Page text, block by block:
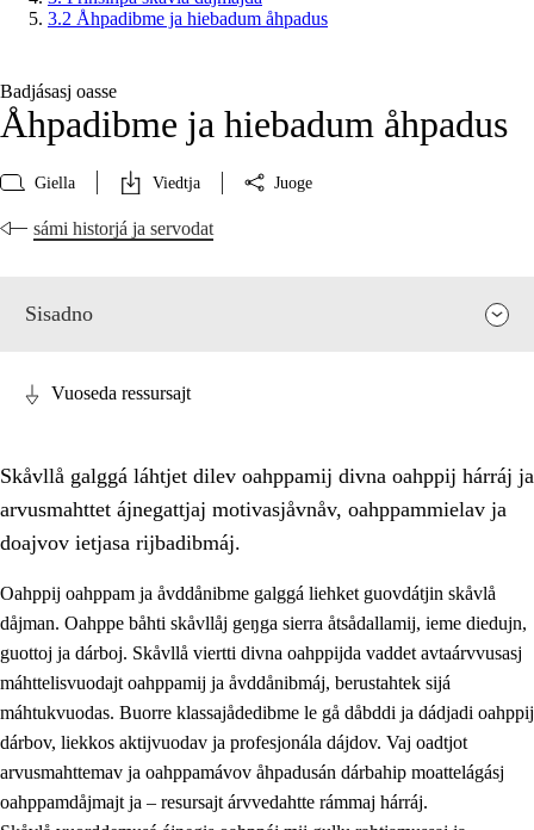
3.2 Åhpadibme ja hiebadum åhpadus
Badjásasj oasse
Åhpadibme ja hiebadum åhpadus
Giella Viedtja Juoge
sámi historjá ja servodat
Sisadno
3. Prinsihpa skåvlå dåjmajda
3.1 Sebrudahtte oahppambirás
Vuoseda ressursajt
Skåvllå galggá láhtjet dilev oahppamij divna oahppij hárráj ja
arvusmahttet ájnegattjaj motivasjåvnåv, oahppammielav ja
doajvov ietjasa rijbadibmáj.
Oahppij oahppam ja åvddånibme galggá liehket guovdátjin skåvlå
dåjman. Oahppe båhti skåvllåj geŋga sierra åtsådallamij, ieme diedujn,
guottoj ja dárboj. Skåvllå viertti divna oahppijda vaddet avtaárvvusasj
máhttelisvuodajt oahppamij ja åvddånibmáj, berustahtek sijá
máhtukvuodas. Buorre klassajådedibme le gå dåbddi ja dádjadi oahppij
dárbov, liekkos aktijvuodav ja profesjonála dájdov. Vaj oadtjot
arvusmahttemav ja oahppamávov åhpadusán dárbahip moattelágásj
oahppamdåjmajt ja – resursajt árvvedahtte rámmaj hárráj.